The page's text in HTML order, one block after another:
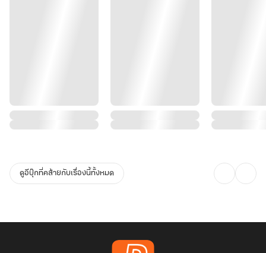
ดูอีบุ๊กที่คล้ายกับเรื่องนี้ทั้งหมด